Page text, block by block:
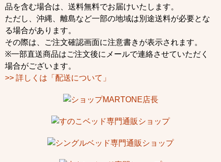
品を含む場合は、送料無料でお届けいたします。
ただし、沖縄、離島など一部の地域は別途送料が必要とな
る場合があります。
その際は、ご注文確認画面に注意書きが表示されます。
※一部直送商品はご注文後にメールで連絡させていただく
場合がございます。
>> 詳しくは「配送について」